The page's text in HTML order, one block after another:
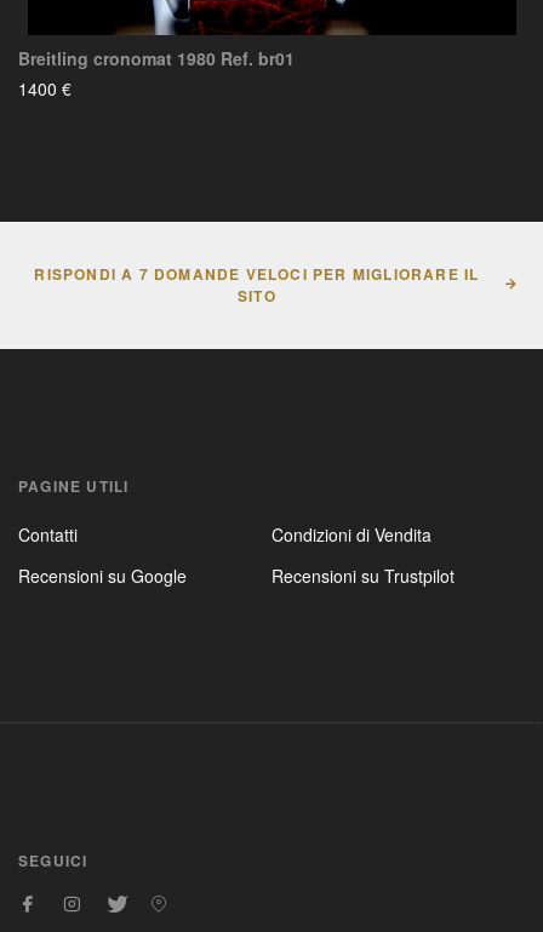
Breitling cronomat 1980 Ref. br01
1400 €
RISPONDI A 7 DOMANDE VELOCI PER MIGLIORARE IL
SITO
PAGINE UTILI
Contatti
Condizioni di Vendita
Recensioni su Google
Recensioni su Trustpilot
SEGUICI